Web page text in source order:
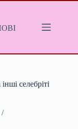
селебріті